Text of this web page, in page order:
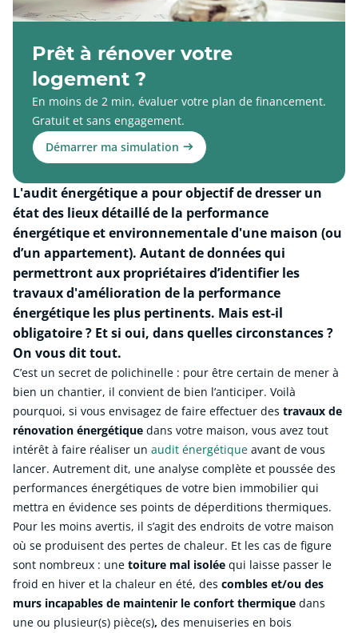
Prêt à rénover votre
logement ?
En moins de 2 min, évaluer votre plan de financement.
Gratuit et sans engagement.
Démarrer ma simulation
L'audit énergétique a pour objectif de dresser un
état des lieux détaillé de la performance
énergétique et environnementale d'une maison (ou
d’un appartement). Autant de données qui
permettront aux propriétaires d’identifier les
travaux d'amélioration de la performance
énergétique les plus pertinents. Mais est-il
obligatoire ? Et si oui, dans quelles circonstances ?
On vous dit tout.
C’est un secret de polichinelle : pour être certain de mener à
bien un chantier, il convient de bien l’anticiper. Voilà
pourquoi, si vous envisagez de faire effectuer des travaux de
rénovation énergétique dans votre maison, vous avez tout
intérêt à faire réaliser un audit énergétique avant de vous
lancer. Autrement dit, une analyse complète et poussée des
performances énergétiques de votre bien immobilier qui
mettra en évidence ses points de déperditions thermiques.
Pour les moins avertis, il s’agit des endroits de votre maison
où se produisent des pertes de chaleur. Et les cas de figure
sont nombreux : une toiture mal isolée qui laisse passer le
froid en hiver et la chaleur en été, des combles et/ou des
murs incapables de maintenir le confort thermique dans
une ou plusieur(s) pièce(s), des menuiseries en bois